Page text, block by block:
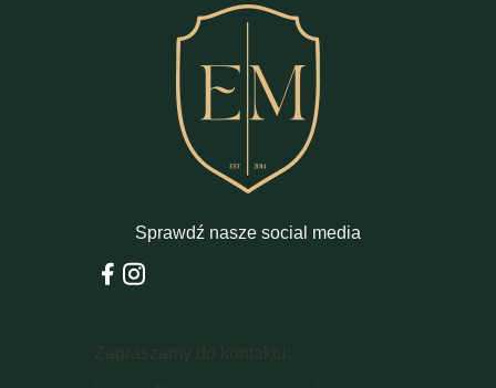
Sprawdź nasze social media
Zapraszamy do kontaktu: